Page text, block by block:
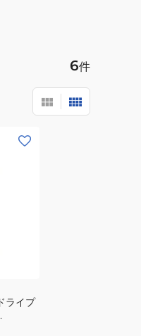
6件
ライプ